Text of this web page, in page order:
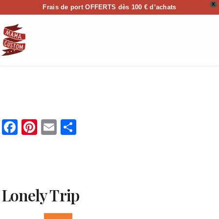
X
Frais de port OFFERTS dès 100 € d’achats
Facebook
Pinterest
Email
Lonely Trip